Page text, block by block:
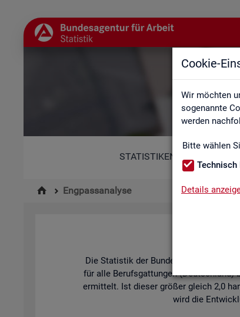
Cookie-
Wir möchten
sogenannte
werden
Bitte wählen
Technisch
Details
STATISTIKEN
Engpassanalyse
Die Sta­tis­tik der Bun­des­agen­tur für
für alle Be­rufs­gat­tun­gen (Deutsch­land)
er­mit­telt. Ist die­ser grö­ßer gleich 2,0
wird die